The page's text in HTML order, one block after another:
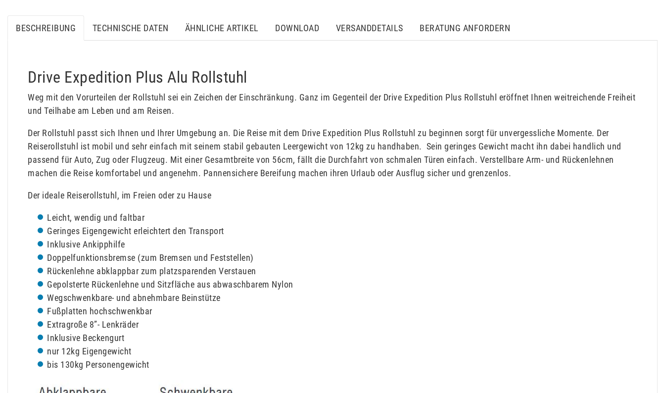
BESCHREIBUNG TECHNISCHE DATEN ÄHNLICHE ARTIKEL DOWNLOAD VERSANDDETAILS BERATUNG ANFORDERN
Drive Expedition Plus Alu Rollstuhl
Weg mit den Vorurteilen der Rollstuhl sei ein Zeichen der Einschränkung. Ganz im Gegenteil der Drive Expedition Plus Rollstuhl eröffnet Ihnen weitreichende Freiheit
und Teilhabe am Leben und am Reisen.
Der Rollstuhl passt sich Ihnen und Ihrer Umgebung an. Die Reise mit dem Drive Expedition Plus Rollstuhl zu beginnen sorgt für unvergessliche Momente. Der
Reiserollstuhl ist mobil und sehr einfach mit seinem stabil gebauten Leergewicht von 12kg zu handhaben. Sein geringes Gewicht macht ihn dabei handlich und
passend für Auto, Zug oder Flugzeug. Mit einer Gesamtbreite von 56cm, fällt die Durchfahrt von schmalen Türen einfach. Verstellbare Arm- und Rückenlehnen
machen die Reise komfortabel und angenehm. Pannensichere Bereifung machen ihren Urlaub oder Ausflug sicher und grenzenlos.
Der ideale Reiserollstuhl, im Freien oder zu Hause
Leicht, wendig und faltbar
Geringes Eigengewicht erleichtert den Transport
Inklusive Ankipphilfe
Doppelfunktionsbremse (zum Bremsen und Feststellen)
Rückenlehne abklappbar zum platzsparenden Verstauen
Gepolsterte Rückenlehne und Sitzfläche aus abwaschbarem Nylon
Wegschwenkbare- und abnehmbare Beinstütze
Fußplatten hochschwenkbar
Extragroße 8”- Lenkräder
Inklusive Beckengurt
nur 12kg Eigengewicht
bis 130kg Personengewicht